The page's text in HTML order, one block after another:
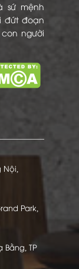
sứ mệnh
đứt đoạn
người
Park,
Bằng, TP